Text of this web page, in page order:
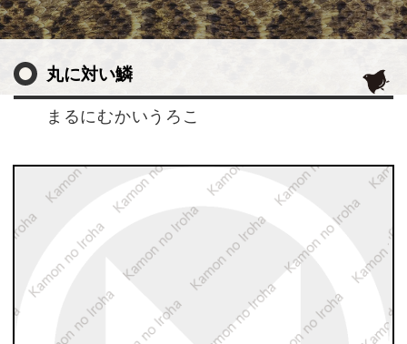
丸に対い鱗
まるにむかいうろこ